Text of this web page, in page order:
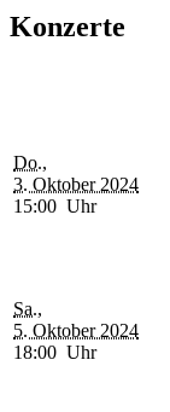
Konzerte
Do.,
3. Oktober 2024
15:00 Uhr
Sa.,
5. Oktober 2024
18:00 Uhr